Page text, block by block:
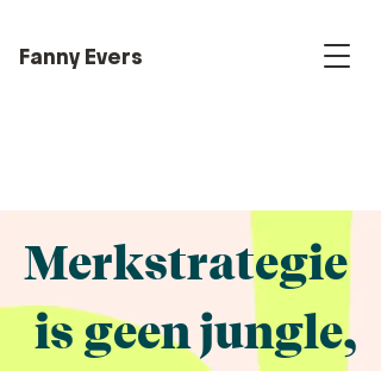
Fanny Evers
Merkstrategie
is geen jungle,